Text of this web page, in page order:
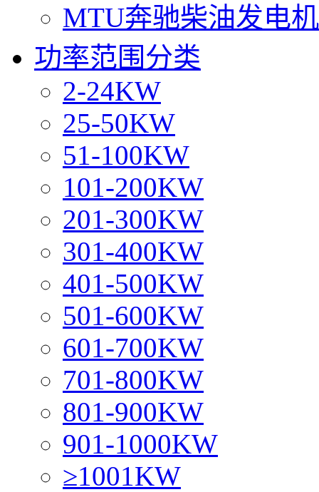
MTU奔驰柴油发电
功率范围分类
2-24KW
25-50KW
51-100KW
101-200KW
201-300KW
301-400KW
401-500KW
501-600KW
601-700KW
701-800KW
801-900KW
901-1000KW
≥1001KW